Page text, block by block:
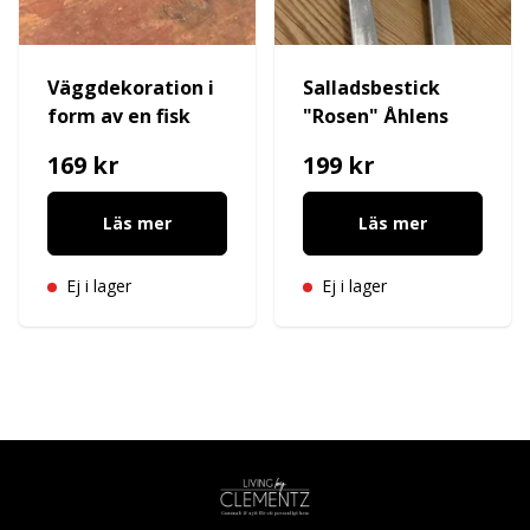
Väggdekoration i
form av en fisk
169 kr
Läs mer
Ej i lager
Salladsbestick
"Rosen" Åhlens
199 kr
Läs mer
Ej i lager